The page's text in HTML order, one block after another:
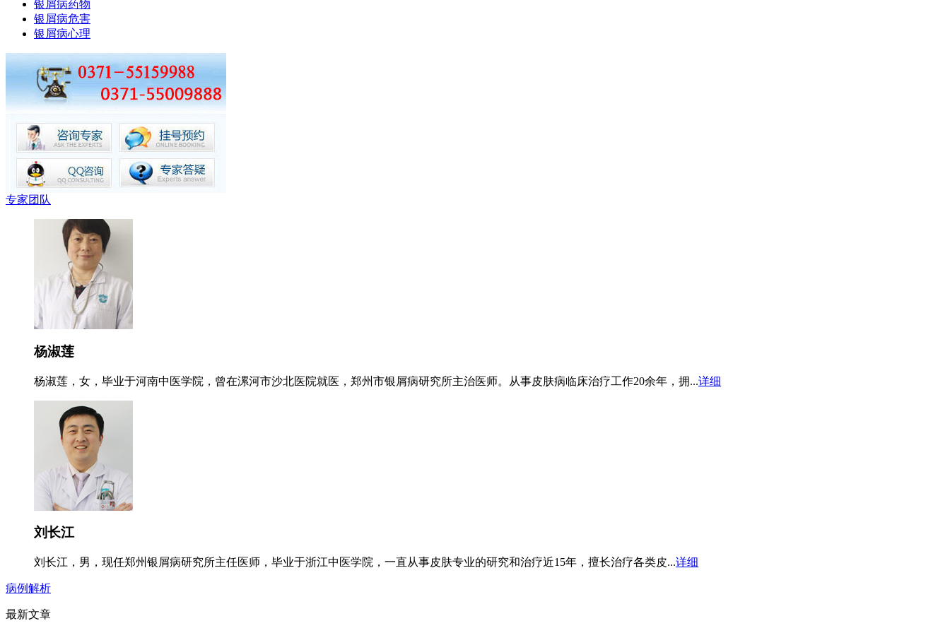
银屑病药物
银屑病危害
银屑病心理
专家团队
杨淑莲
杨淑莲，女，毕业于河南中医学院，曾在漯河市沙北医院就医，郑州市银屑病研究所主治医师。从事皮肤病临床治疗工作20余年，拥...详细
刘长江
刘长江，男，现任郑州银屑病研究所主任医师，毕业于浙江中医学院，一直从事皮肤专业的研究和治疗近15年，擅长治疗各类皮...详细
病例解析
最新文章